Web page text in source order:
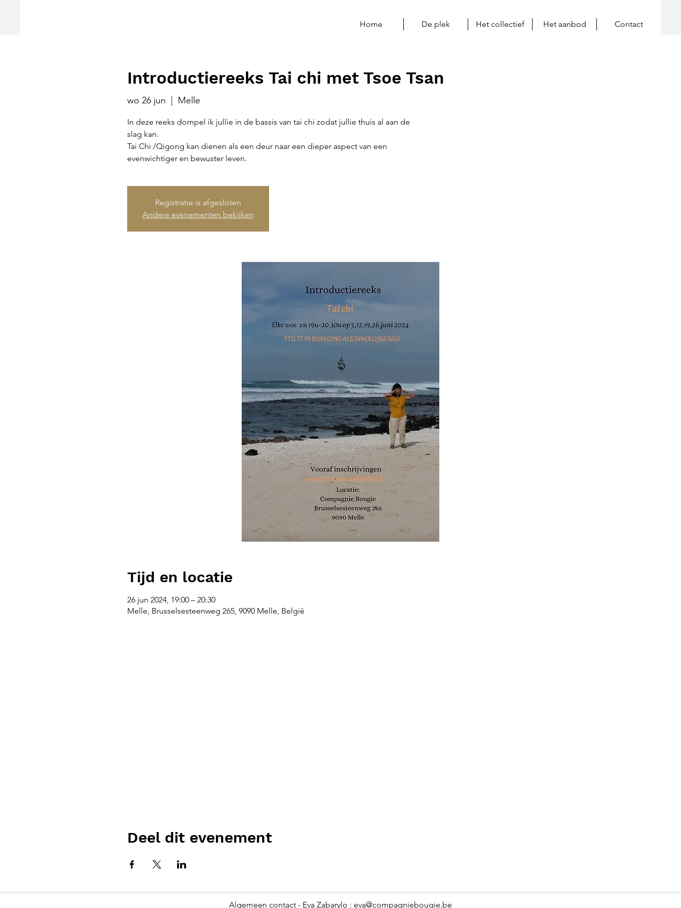
Home De plek Het collectief Het aanbod Contact
Introductiereeks Tai chi met Tsoe Tsan
wo 26 jun Melle
In deze reeks dompel ik jullie in de bassis van tai chi zodat jullie thuis al aan de
slag kan.
Tai Chi /Qigong kan dienen als een deur naar een dieper aspect van een
evenwichtiger en bewuster leven.
Registratie is afgesloten
Andere evenementen bekijken
Tijd en locatie
26 jun 2024, 19:00 – 20:30
Melle, Brusselsesteenweg 265, 9090 Melle, België
Deel dit evenement
Algemeen contact - Eva Zabarylo : eva@compagniebougie.be